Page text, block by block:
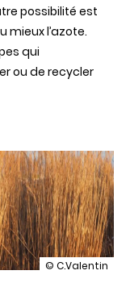
possibilité est
l’azote.
qui
ou de recycler
illustration
© C.Valentin